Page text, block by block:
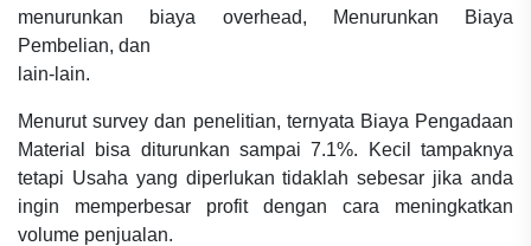
menurunkan biaya overhead, Menurunkan Biaya
Pembelian, dan
lain-lain.
Menurut survey dan penelitian, ternyata Biaya Pengadaan
Material bisa diturunkan sampai 7.1%. Kecil tampaknya
tetapi Usaha yang diperlukan tidaklah sebesar jika anda
ingin memperbesar profit dengan cara meningkatkan
volume penjualan.